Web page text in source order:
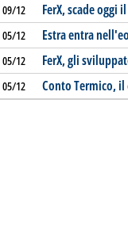
09/12 FerX, scade oggi
05/12 Estra entra
05/12 FerX, gli
05/12 Conto Termico, il